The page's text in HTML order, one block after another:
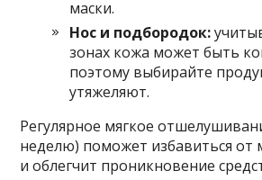
маски.
Нос и подбородок:
зонах кожа может быть
поэтому выбирайте
утяжеляют.
Регулярное мягкое
неделю) поможет избавиться от
и облегчит проникновение